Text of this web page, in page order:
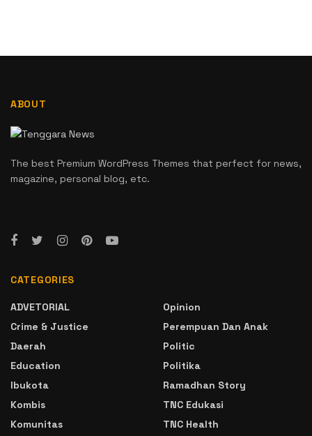
ABOUT
The best Premium WordPress Themes that perfect for news,
magazine, personal blog, etc.
CATEGORIES
ADVETORIAL
Crime & Justice
Daerah
Education
Ibukota
Kombis
Komunitas
Opinion
Perempuan Dan Anak
Politic
Politika
Ramadhan Story
TNC Edukasi
TNC Health